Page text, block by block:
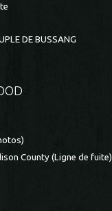
DE BUSSANG
County (Ligne de fuite)